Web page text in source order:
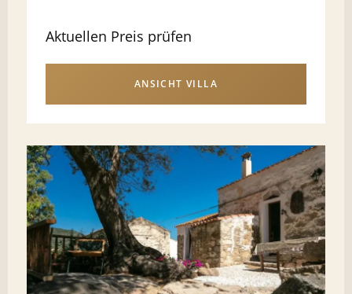
Aktuellen Preis prüfen
ANSICHT VILLA